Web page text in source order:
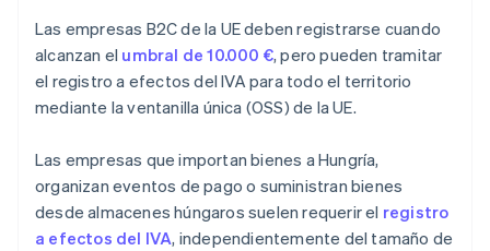
Las empresas B2C de la UE deben registrarse cuando
alcanzan el umbral de 10.000 €, pero pueden tramitar
el registro a efectos del IVA para todo el territorio
mediante la ventanilla única (OSS) de la UE.
Las empresas que importan bienes a Hungría,
organizan eventos de pago o suministran bienes
desde almacenes húngaros suelen requerir el registro
a efectos del IVA, independientemente del tamaño de